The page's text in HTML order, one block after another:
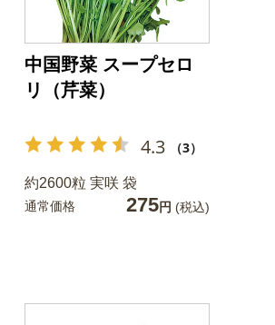
中国野菜 スープセロ
リ（芹菜）
4.3 （3）
約2600粒 実咲 袋
通常価格 275円 (税込)